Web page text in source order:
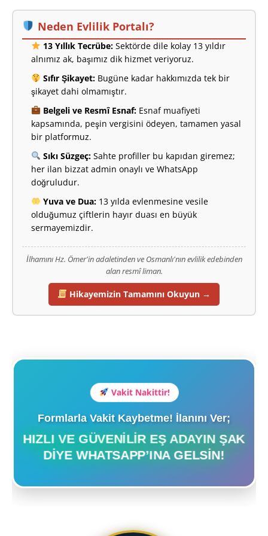
Neden Evlilik Portalı?
13 Yıllık Tecrübe:Sektörde dile kolay 13 yıldır
alnımız ak, başımız dik hizmet veriyoruz.
Sıfır Şikayet:Bugüne kadar hakkımızda tek bir
şikayet dahi olmamıştır.
Belgeli ve Resmî Esnaf:Esnaf muafiyeti
kapsamında, peşin vergisini ödeyen, tamamen yasal
bir platformuz.
Sıkı Süzgeç:Sahte profiller bu kapıdan giremez;
her ilan bizzat admin onaylı ve WhatsApp
doğruludur.
Yuva ve Dua:13 yılda evlenmesine vesile
olduğumuz çiftlerin hayır duası en büyük
sermayemizdir.
İlhamını Hz. Ömer'in adaletinden ve Osmanlı'nın evlilik edebinden
alan resmî liman.
Hikayemizin Tamamını Okuyun →
Vakit Nakittir!
Formlarla Vakit Kaybetme! İlanını Ver;
HIZLI VE GÜVENILIR EŞ ADAYIN ŞAK
DIYE WHATSAPP’INA GELSIN!